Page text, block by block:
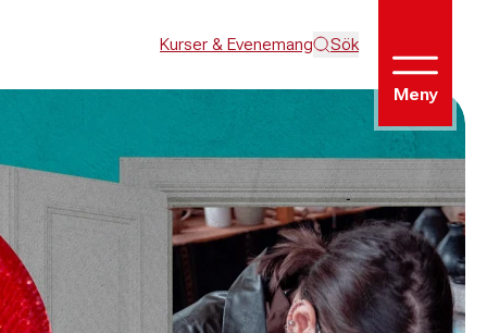
Kurser & Evenemang Sök
Meny